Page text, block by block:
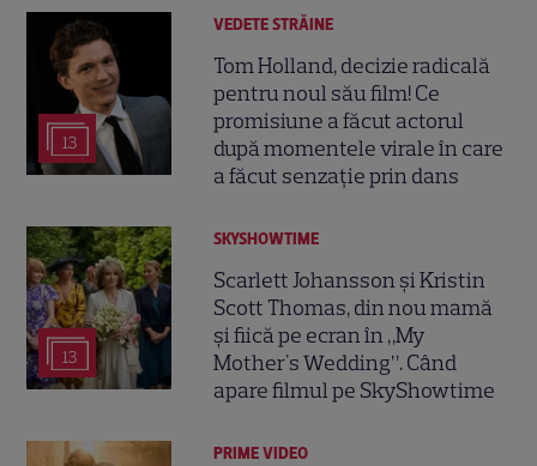
13
VEDETE STRĂINE
Tom Holland, decizie radicală
pentru noul său film! Ce
promisiune a făcut actorul
după momentele virale în care
a făcut senzație prin dans
13
SKYSHOWTIME
Scarlett Johansson și Kristin
Scott Thomas, din nou mamă
și fiică pe ecran în „My
Mother's Wedding”. Când
apare filmul pe SkyShowtime
PRIME VIDEO